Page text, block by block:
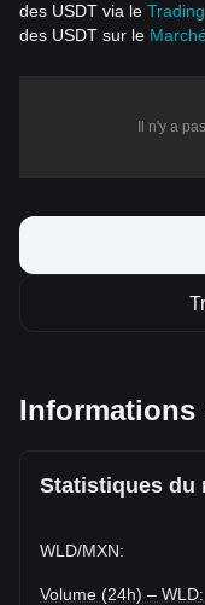
des USDT via le
des USDT sur le
Il n'y a
Statistiques du
WLD/MXN:
Volume (24h) – WLD: